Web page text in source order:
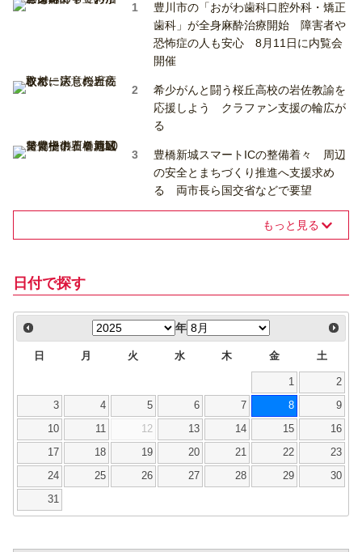
豊川市の「おがわ歯科口腔外科・矯正
歯科」が全身麻酔治療開始 障害者や
恐怖症の人も安心 8月11日に内覧会
開催
希少がんと闘う桜丘高校の岩佐教諭を
応援しよう クラファン支援の輪広が
る
豊橋新城スマートICの整備着々 周辺
の安全とまちづくり推進へ支援求め
る 両市長ら国交省などで要望
もっと見る
日付で探す
年
日 月 火 水 木 金 土
1 2
3 4 5 6 7 8 9
10 11 12 13 14 15 16
17 18 19 20 21 22 23
24 25 26 27 28 29 30
31